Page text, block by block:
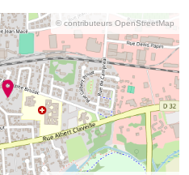
© contributeurs OpenStreetMap